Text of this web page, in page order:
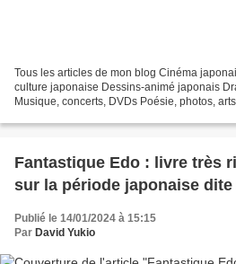
Tous les articles de mon blog Cinéma
culture japonaise Dessins-animé japonais
Musique, concerts, DVDs Poésie, photos,
Fantastique Edo : livre très
sur la période japonaise dite
Publié le 14/01/2024 à 15:15
Par David Yukio